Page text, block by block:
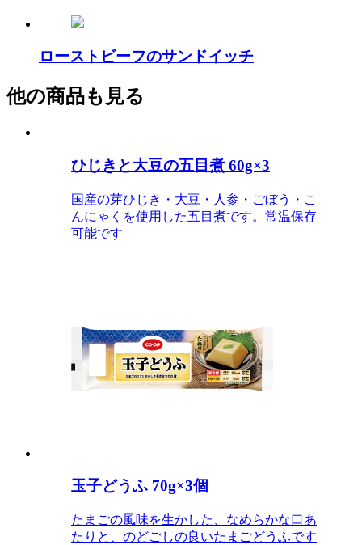
ローストビーフのサンドイッチ
他の商品も見る
ひじきと大豆の五目煮 60g×3
国産の芽ひじき・大豆・人参・ごぼう・こ
んにゃくを使用した五目煮です。常温保存
可能です
玉子どうふ 70g×3個
たまごの風味を生かした、なめらかな口あ
たりと、のどごしの良いたまごどうふです